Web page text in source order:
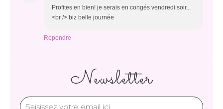
Profites en bien! je serais en congés vendredi soir...
<br /> biz belle journée
Répondre
Newsletter